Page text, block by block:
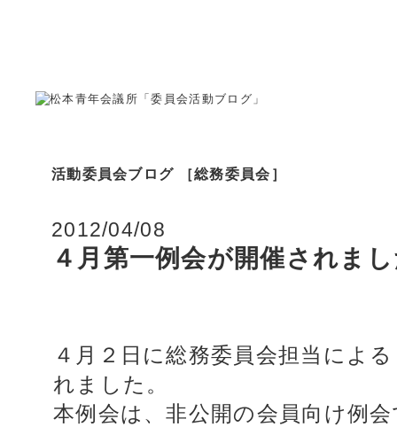
活動委員会ブログ ［総務委員会］
2012/04/08
４月第一例会が開催されま
４月２日に総務委員会担当によ
れました。
本例会は、非公開の会員向け例